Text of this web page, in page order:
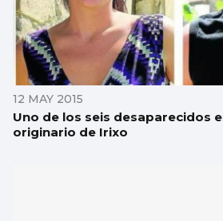
12 MAY 2015
Uno de los seis desaparecidos
originario de Irixo